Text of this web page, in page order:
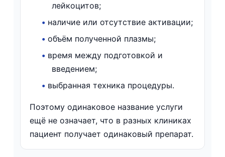
лейкоцитов;
• наличие или отсутствие активации;
• объём полученной плазмы;
• время между подготовкой и
введением;
• выбранная техника процедуры.
Поэтому одинаковое название услуги
ещё не означает, что в разных клиниках
пациент получает одинаковый препарат.